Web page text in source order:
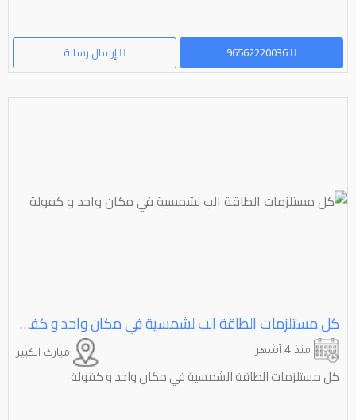
إرسال رسالة
كل مستلزمات الطاقة الب لشمسية في مكان واحد و كفولة
مبارك الكبير منذ 4 أشهر
كل مستلزمات الطاقة الشمسية في مكان واحد و كفولة